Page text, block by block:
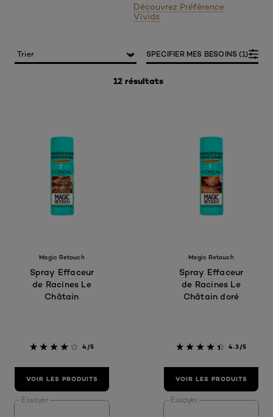
Découvrez Préférence
Vivids
12 résultats
SPECIFIER MES BESOINS (1)
Magic Retouch
Spray Effaceur
de Racines Le
Châtain
4/5
VOIR LES PRODUITS
Magic Retouch
Spray Effaceur
de Racines Le
Châtain doré
4.3/5
VOIR LES PRODUITS
Essayer Essayer